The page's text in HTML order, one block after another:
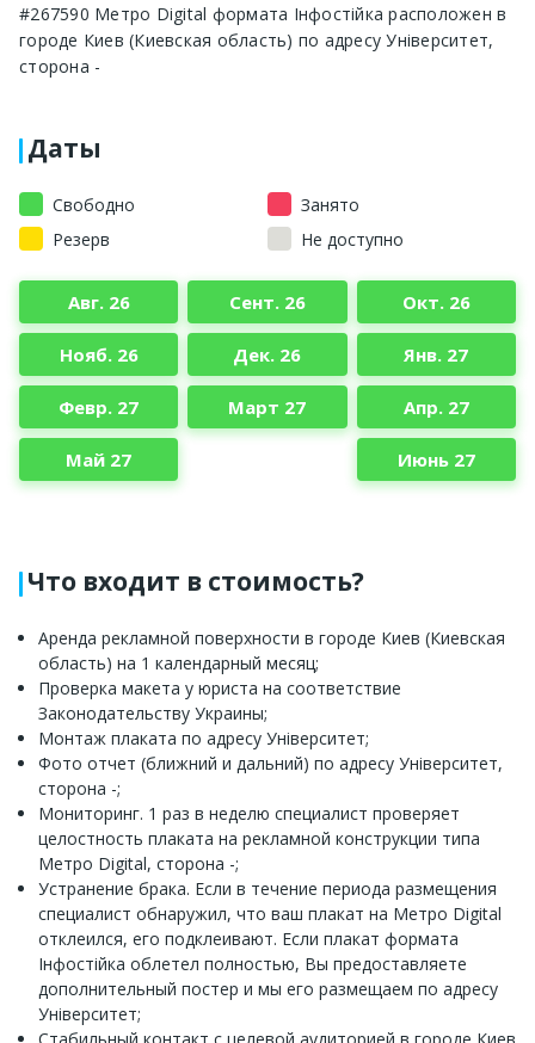
#267590 Метро Digital формата Інфостійка расположен в
городе Киев (Киевская область) по адресу Університет,
сторона -
Даты
Свободно
Занято
Резерв
Не доступно
Авг. 26 Сент. 26 Окт. 26
Нояб. 26 Дек. 26 Янв. 27
Февр. 27 Март 27 Апр. 27
Май 27 Июнь 27
Что входит в стоимость?
Аренда рекламной поверхности в городе Киев (Киевская
область) на 1 календарный месяц;
Проверка макета у юриста на соответствие
Законодательству Украины;
Монтаж плаката по адресу Університет;
Фото отчет (ближний и дальний) по адресу Університет,
сторона -;
Мониторинг. 1 раз в неделю специалист проверяет
целостность плаката на рекламной конструкции типа
Метро Digital, сторона -;
Устранение брака. Если в течение периода размещения
специалист обнаружил, что ваш плакат на Метро Digital
отклеился, его подклеивают. Если плакат формата
Інфостійка облетел полностью, Вы предоставляете
дополнительный постер и мы его размещаем по адресу
Університет;